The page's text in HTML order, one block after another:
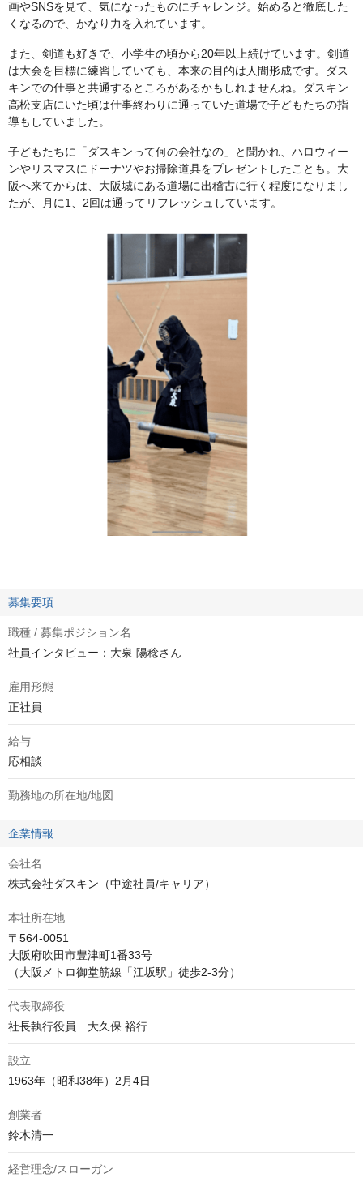
画やSNSを見て、気になったものにチャレンジ。始めると徹底した
くなるので、かなり力を入れています。
また、剣道も好きで、小学生の頃から20年以上続けています。剣道
は大会を目標に練習していても、本来の目的は人間形成です。ダス
キンでの仕事と共通するところがあるかもしれませんね。ダスキン
高松支店にいた頃は仕事終わりに通っていた道場で子どもたちの指
導もしていました。
子どもたちに「ダスキンって何の会社なの」と聞かれ、ハロウィー
ンやリスマスにドーナツやお掃除道具をプレゼントしたことも。大
阪へ来てからは、大阪城にある道場に出稽古に行く程度になりまし
たが、月に1、2回は通ってリフレッシュしています。
募集要項
職種 / 募集ポジション名
社員インタビュー：大泉 陽稔さん
雇用形態
正社員
給与
応相談
勤務地の所在地/地図
企業情報
会社名
株式会社ダスキン（中途社員/キャリア）
本社所在地
〒564-0051
大阪府吹田市豊津町1番33号
（大阪メトロ御堂筋線「江坂駅」徒歩2-3分）
代表取締役
社長執行役員　大久保 裕行
設立
1963年（昭和38年）2月4日
創業者
鈴木清一
経営理念/スローガン